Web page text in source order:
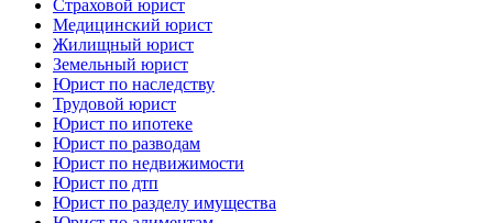
Страховой юрист
Медицинский юрист
Жилищный юрист
Земельный юрист
Юрист по наследству
Трудовой юрист
Юрист по ипотеке
Юрист по разводам
Юрист по недвижимости
Юрист по дтп
Юрист по разделу имущества